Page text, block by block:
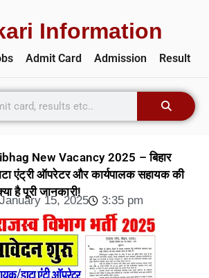
Information
Admit Card Admission Result
New Vacancy 2025 – बिहार
एंट्री ऑपरेटर और कार्यपालक सहायक की
है पूरी जानकारी!
January 15, 2025 3:35 pm